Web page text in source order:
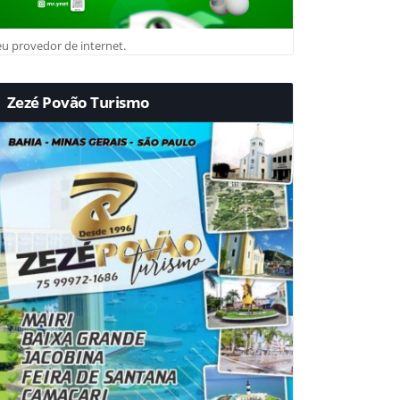
provedor de internet.
Zezé Povão Turismo